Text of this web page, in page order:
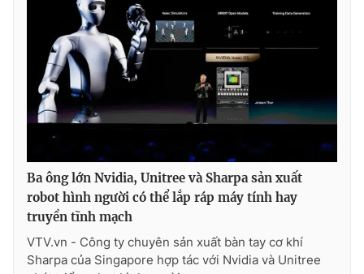
Ba ông lớn Nvidia, Unitree và Sharpa sản xuất
robot hình người có thể lắp ráp máy tính hay
truyền tĩnh mạch
VTV.vn - Công ty chuyên sản xuất bàn tay cơ khí
Sharpa của Singapore hợp tác với Nvidia và Unitree